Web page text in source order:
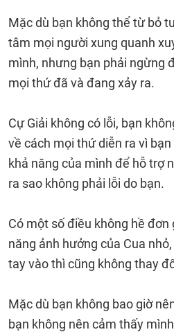
Mặc dù bạn không thể từ bỏ
tâm mọi người xung quanh
mình, nhưng bạn phải ngừng
mọi thứ đã và đang xảy ra.
Cự Giải không có lỗi, bạn
về cách mọi thứ diễn ra vì
khả năng của mình để hỗ trợ
ra sao không phải lỗi do bạn.
Có một số điều không hề đơn
năng ảnh hưởng của Cua
tay vào thì cũng không thay
Mặc dù bạn không bao giờ
bạn không nên cảm thấy